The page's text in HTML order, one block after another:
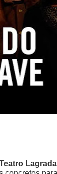
Teatro Lagrada